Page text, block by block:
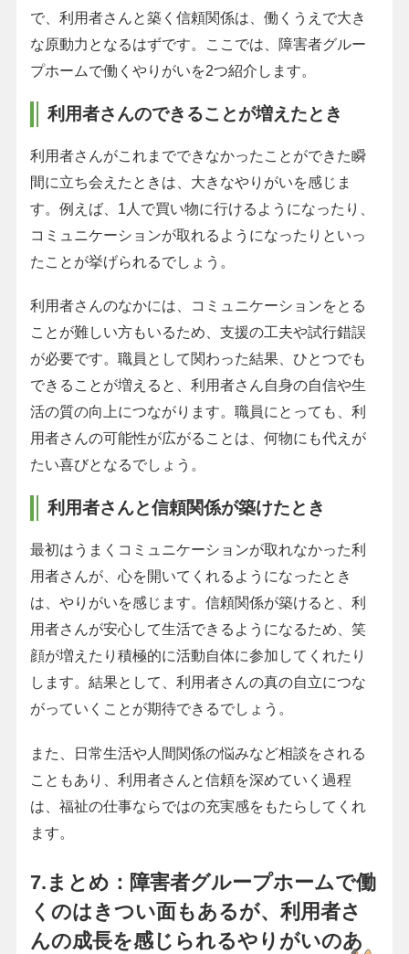
で、利用者さんと築く信頼関係は、働くうえで大き
な原動力となるはずです。ここでは、障害者グルー
プホームで働くやりがいを2つ紹介します。
利用者さんのできることが増えたとき
利用者さんがこれまでできなかったことができた瞬
間に立ち会えたときは、大きなやりがいを感じま
す。例えば、1人で買い物に行けるようになったり、
コミュニケーションが取れるようになったりといっ
たことが挙げられるでしょう。
利用者さんのなかには、コミュニケーションをとる
ことが難しい方もいるため、支援の工夫や試行錯誤
が必要です。職員として関わった結果、ひとつでも
できることが増えると、利用者さん自身の自信や生
活の質の向上につながります。職員にとっても、利
用者さんの可能性が広がることは、何物にも代えが
たい喜びとなるでしょう。
利用者さんと信頼関係が築けたとき
最初はうまくコミュニケーションが取れなかった利
用者さんが、心を開いてくれるようになったとき
は、やりがいを感じます。信頼関係が築けると、利
用者さんが安心して生活できるようになるため、笑
顔が増えたり積極的に活動自体に参加してくれたり
します。結果として、利用者さんの真の自立につな
がっていくことが期待できるでしょう。
また、日常生活や人間関係の悩みなど相談をされる
こともあり、利用者さんと信頼を深めていく過程
は、福祉の仕事ならではの充実感をもたらしてくれ
ます。
7.まとめ：障害者グループホームで働
くのはきつい面もあるが、利用者さ
んの成長を感じられるやりがいのあ